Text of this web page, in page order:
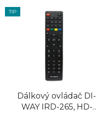
p
V
ý
TIP
Dálkový ovládač DI-
WAY IRD-265, HD-